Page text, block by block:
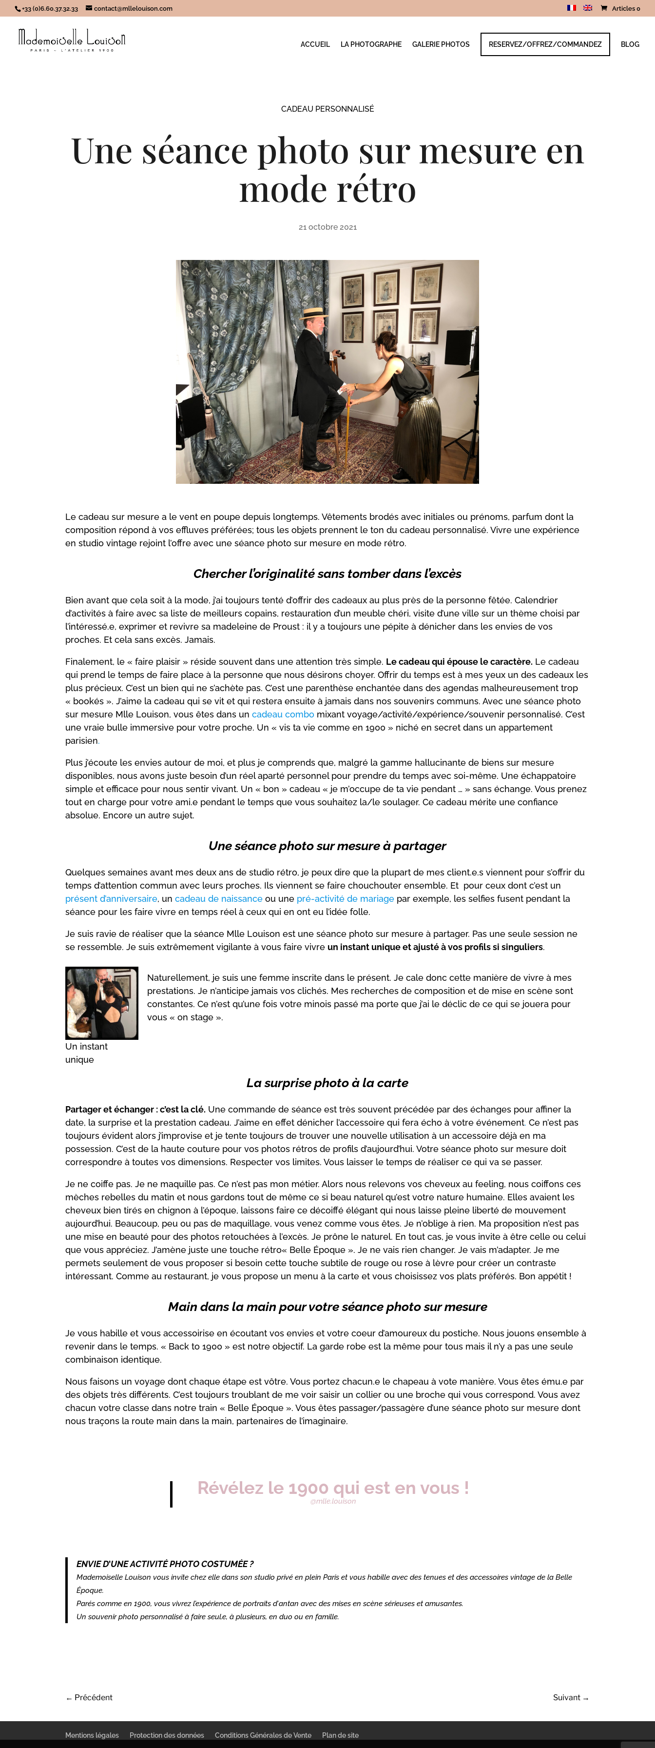
+33 (0)6.60.37.32.33 contact@mllelouison.com Articles 0
ACCUEIL LA PHOTOGRAPHE GALERIE PHOTOS RESERVEZ/OFFREZ/COMMANDEZ BLOG
CADEAU PERSONNALISÉ
Une séance photo sur mesure en
mode rétro
21 octobre 2021
Le cadeau sur mesure a le vent en poupe depuis longtemps. Vêtements brodés avec initiales ou prénoms, parfum dont la
composition répond à vos effluves préférées; tous les objets prennent le ton du cadeau personnalisé. Vivre une expérience
en studio vintage rejoint l’offre avec une séance photo sur mesure en mode rétro.
Chercher l’originalité sans tomber dans l’excès
Bien avant que cela soit à la mode, j’ai toujours tenté d’offrir des cadeaux au plus près de la personne fêtée. Calendrier
d’activités à faire avec sa liste de meilleurs copains, restauration d’un meuble chéri, visite d’une ville sur un thème choisi par
l’intéressé.e, exprimer et revivre sa madeleine de Proust : il y a toujours une pépite à dénicher dans les envies de vos
proches. Et cela sans excès. Jamais.
Finalement, le « faire plaisir » réside souvent dans une attention très simple. Le cadeau qui épouse le caractère. Le cadeau
qui prend le temps de faire place à la personne que nous désirons choyer. Offrir du temps est à mes yeux un des cadeaux les
plus précieux. C’est un bien qui ne s’achète pas. C’est une parenthèse enchantée dans des agendas malheureusement trop
« bookés ». J’aime la cadeau qui se vit et qui restera ensuite à jamais dans nos souvenirs communs. Avec une séance photo
sur mesure Mlle Louison, vous êtes dans uncadeau combo mixant voyage/activité/expérience/souvenir personnalisé. C’est
une vraie bulle immersive pour votre proche. Un « vis ta vie comme en 1900 » niché en secret dans un appartement
parisien.
Plus j’écoute les envies autour de moi, et plus je comprends que, malgré la gamme hallucinante de biens sur mesure
disponibles, nous avons juste besoin d’un réel aparté personnel pour prendre du temps avec soi-même. Une échappatoire
simple et efficace pour nous sentir vivant. Un « bon » cadeau « je m’occupe de ta vie pendant … » sans échange. Vous prenez
tout en charge pour votre ami.e pendant le temps que vous souhaitez la/le soulager. Ce cadeau mérite une confiance
absolue. Encore un autre sujet.
Une séance photo sur mesure à partager
Quelques semaines avant mes deux ans de studio rétro, je peux dire que la plupart de mes client.e.s viennent pour s’offrir du
temps d’attention commun avec leurs proches. Ils viennent se faire chouchouter ensemble. Et pour ceux dont c’est un
présent d’anniversaire, uncadeau de naissance ou une pré-activité de mariage par exemple, les selfies fusent pendant la
séance pour les faire vivre en temps réel à ceux qui en ont eu l’idée folle.
Je suis ravie de réaliser que la séance Mlle Louison est une séance photo sur mesure à partager. Pas une seule session ne
se ressemble. Je suis extrêmement vigilante à vous faire vivre un instant unique et ajusté à vos profils si singuliers.
Un instant
unique
Naturellement, je suis une femme inscrite dans le présent. Je cale donc cette manière de vivre à mes
prestations. Je n’anticipe jamais vos clichés. Mes recherches de composition et de mise en scène sont
constantes. Ce n’est qu’une fois votre minois passé ma porte que j’ai le déclic de ce qui se jouera pour
vous « on stage ».
La surprise photo à la carte
Partager et échanger : c’est la clé. Une commande de séance est très souvent précédée par des échanges pour affiner la
date, la surprise et la prestation cadeau. J’aime en effet dénicher l’accessoire qui fera écho àvotre événement. Ce n’est pas
toujours évident alors j’improvise et je tente toujours de trouver une nouvelle utilisation à un accessoire déjà en ma
possession. C’est de la haute couture pour vos photos rétros de profils d’aujourd’hui. Votre séance photo sur mesure doit
correspondre à toutes vos dimensions. Respecter vos limites. Vous laisser le temps de réaliser ce qui va se passer.
Je ne coiffe pas. Je ne maquille pas. Ce n’est pas mon métier. Alors nous relevons vos cheveux au feeling, nous coiffons ces
mèches rebelles du matin et nous gardons tout de même ce si beau naturel qu’est votre nature humaine. Elles avaient les
cheveux bien tirés en chignon à l’époque, laissons faire ce décoiffé élégant qui nous laisse pleine liberté de mouvement
aujourd’hui. Beaucoup, peu ou pas de maquillage, vous venez comme vous êtes. Je n’oblige à rien. Ma proposition n’est pas
une mise en beauté pour des photos retouchées à l’excès. Je prône le naturel. En tout cas, je vous invite à être celle ou celui
que vous appréciez. J’amène juste une touche rétro« Belle Époque ». Je ne vais rien changer. Je vais m’adapter. Je me
permets seulement de vous proposer si besoin cette touche subtile de rouge ou rose à lèvre pour créer un contraste
intéressant. Comme au restaurant, je vous propose un menu à la carte et vous choisissez vos plats préférés. Bon appétit !
Main dans la main pour votre séance photo sur mesure
Je vous habille et vous accessoirise en écoutant vos envies et votre coeur d’amoureux du postiche. Nous jouons ensemble à
revenir dans le temps. « Back to 1900 » est notre objectif. La garde robe est la même pour tous mais il n’y a pas une seule
combinaison identique.
Nous faisons un voyage dont chaque étape est vôtre. Vous portez chacun.e le chapeau à vote manière. Vous êtes ému.e par
des objets très différents. C’est toujours troublant de me voir saisir un collier ou une broche qui vous correspond. Vous avez
chacun votre classe dans notre train « Belle Époque ». Vous êtes passager/passagère d’une séance photo sur mesure dont
nous traçons la route main dans la main, partenaires de l’imaginaire.
Révélez le 1900 qui est en vous !
@mlle.louison
ENVIE D’UNE ACTIVITÉ PHOTO COSTUMÉE ?
Mademoiselle Louison vous invite chez elle dans son studio privé en plein Paris et vous habille avec des tenues et des accessoires vintage de la Belle
Époque.
Parés comme en 1900, vous vivrez l’expérience de portraits d’antan avec des mises en scène sérieuses et amusantes.
Un souvenir photo personnalisé à faire seul.e, à plusieurs, en duo ou en famille.
← Précédent Suivant→
Mentions légales Protection des données Conditions Générales de Vente Plan de site